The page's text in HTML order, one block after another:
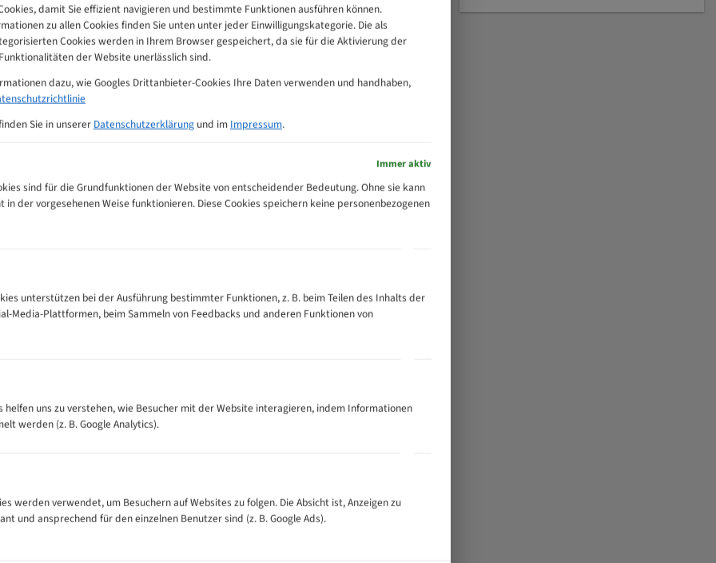
Tabelle
300
500
4/6
4/6
M (mm)
Zähne pro
Zoll (ZpZ))
35 - 70
5/8
damit Sie effizient navigieren und bestimmte Funktionen ausführen können.
zu allen Cookies finden Sie unten unter jeder Einwilligungskategorie. Die als
Cookies werden in Ihrem Browser gespeichert, da sie für die Aktivierung der
der Website unerlässlich sind.
dazu, wie Googles Drittanbieter-Cookies Ihre Daten verwenden und handhaben,
Sie in unserer Datenschutzerklärung und im Impressum.
Immer aktiv
sind für die Grundfunktionen der Website von entscheidender Bedeutung. Ohne sie kann
in der vorgesehenen Weise funktionieren. Diese Cookies speichern keine personenbezogenen
unterstützen bei der Ausführung bestimmter Funktionen, z. B. beim Teilen des Inhalts der
Media-Plattformen, beim Sammeln von Feedbacks und anderen Funktionen von
helfen uns zu verstehen, wie Besucher mit der Website interagieren, indem Informationen
werden (z. B. Google Analytics).
werden verwendet, um Besuchern auf Websites zu folgen. Die Absicht ist, Anzeigen zu
und ansprechend für den einzelnen Benutzer sind (z. B. Google Ads).